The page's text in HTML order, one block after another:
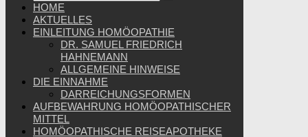
HOME
AKTUELLES
EINLEITUNG HOMÖOPATHIE
DR. SAMUEL FRIEDRICH
HAHNEMANN
ALLGEMEINE HINWEISE
DIE EINNAHME
DARREICHUNGSFORMEN
AUFBEWAHRUNG HOMÖOPATHISCHER
MITTEL
HOMÖOPATHISCHE REISEAPOTHEKE